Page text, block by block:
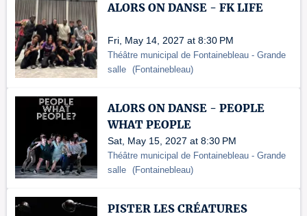
ALORS ON DANSE - FK LIFE
Fri, May 14, 2027 at 8:30 PM
Théâtre municipal de Fontainebleau - Grande
salle (Fontainebleau)
ALORS ON DANSE - PEOPLE
WHAT PEOPLE
Sat, May 15, 2027 at 8:30 PM
Théâtre municipal de Fontainebleau - Grande
salle (Fontainebleau)
PISTER LES CRÉATURES